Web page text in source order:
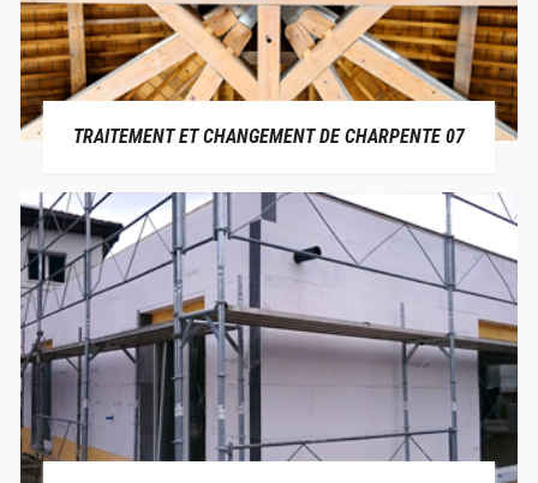
TRAITEMENT ET CHANGEMENT DE CHARPENTE 07